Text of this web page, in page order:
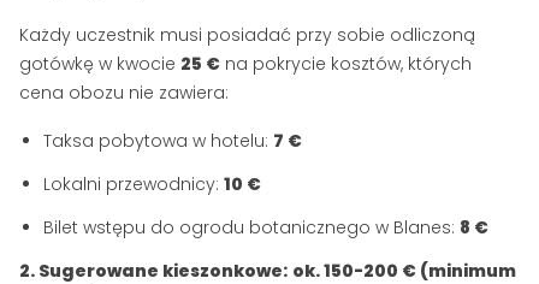
Każdy uczestnik musi posiadać przy sobie odliczoną
gotówkę w kwocie 25 € na pokrycie kosztów, których
cena obozu nie zawiera:
Taksa pobytowa w hotelu: 7 €
Lokalni przewodnicy: 10 €
Bilet wstępu do ogrodu botanicznego w Blanes: 8 €
2. Sugerowane kieszonkowe: ok. 150-200 € (minimum